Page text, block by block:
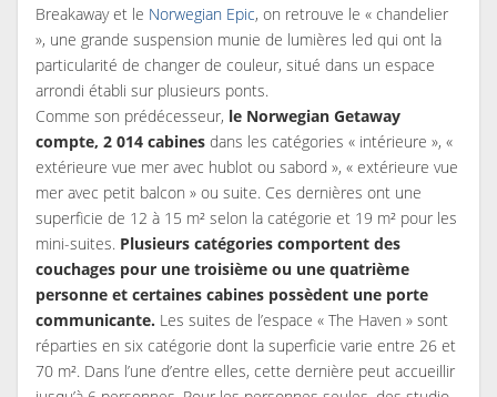
Breakaway et le Norwegian Epic, on retrouve le « chandelier
», une grande suspension munie de lumières led qui ont la
particularité de changer de couleur, situé dans un espace
arrondi établi sur plusieurs ponts.
Comme son prédécesseur, le Norwegian Getaway
compte, 2 014 cabines dans les catégories « intérieure », «
extérieure vue mer avec hublot ou sabord », « extérieure vue
mer avec petit balcon » ou suite. Ces dernières ont une
superficie de 12 à 15 m² selon la catégorie et 19 m² pour les
mini-suites. Plusieurs catégories comportent des
couchages pour une troisième ou une quatrième
personne et certaines cabines possèdent une porte
communicante. Les suites de l’espace « The Haven » sont
réparties en six catégorie dont la superficie varie entre 26 et
70 m². Dans l’une d’entre elles, cette dernière peut accueillir